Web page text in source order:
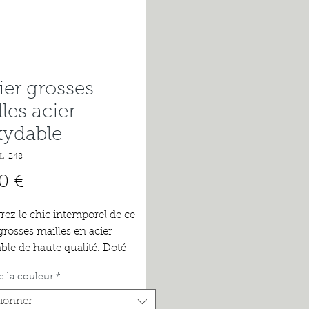
grosses
acier
€Prix
le chic intemporel de ce
mailles en acier
de haute qualité. Doté
accessoire pour compléter
tendance. Fabriqué avec
la couleur *